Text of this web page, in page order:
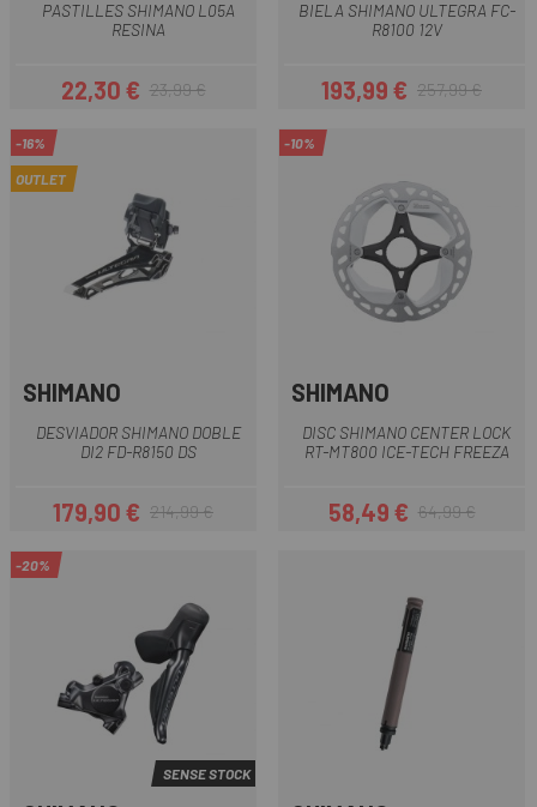
PASTILLES SHIMANO L05A
RESINA
Preu
22,30 €Preu regular
23,99 €
BIELA SHIMANO ULTEGRA FC-
R8100 12V
Preu
193,99 €Preu regular
257,99 €
-16%
OUTLET
SHIMANO
DESVIADOR SHIMANO DOBLE
DI2 FD-R8150 DS
Preu
179,90 €Preu regular
214,99 €
-10%
SHIMANO
DISC SHIMANO CENTER LOCK
RT-MT800 ICE-TECH FREEZA
Preu
58,49 €Preu regular
64,99 €
-20%
SENSE STOCK